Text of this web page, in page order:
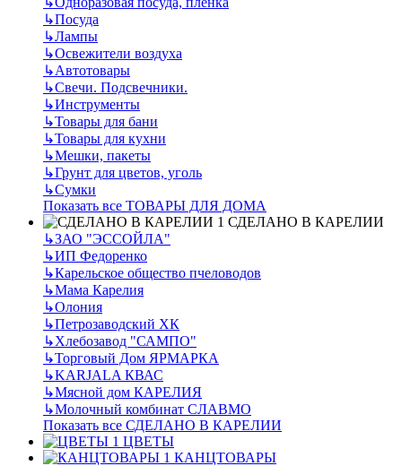
↳Посуда
↳Лампы
↳Освежители воздуха
↳Автотовары
↳Свечи. Подсвечники.
↳Инструменты
↳Товары для бани
↳Товары для кухни
↳Мешки, пакеты
↳Грунт для цветов, уголь
↳Сумки
Показать все ТОВАРЫ ДЛЯ ДОМА
СДЕЛАНО В КАРЕЛИИ
↳ЗАО "ЭССОЙЛА"
↳ИП Федоренко
↳Карельское общество пчеловодов
↳Мама Карелия
↳Олония
↳Петрозаводский ХК
↳Хлебозавод "САМПО"
↳Торговый Дом ЯРМАРКА
↳KARJALA КВАС
↳Мясной дом КАРЕЛИЯ
↳Молочный комбинат СЛАВМО
Показать все СДЕЛАНО В КАРЕЛИИ
ЦВЕТЫ
КАНЦТОВАРЫ